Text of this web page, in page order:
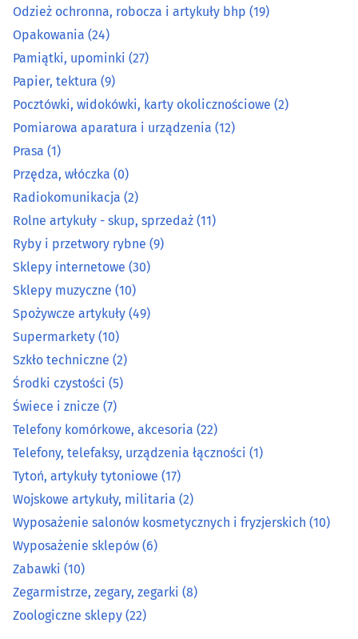
Maszyny i urządzenia rolnicze
Metale, metale kolorowe
Metalowe artykuły(26)
Mięso, wędliny, drób - detal
Narzędzia(38)
Normalia techniczne
Odzież ochronna, robocza i artykuły bhp
Opakowania(24)
Pamiątki, upominki(27)
Papier, tektura (9)
Pocztówki, widokówki, karty okolicznościowe
Pomiarowa aparatura i urządzenia
Prasa(1)
Przędza, włóczka
Radiokomunikacja (2)
Odzież ochronna, robocza i artykuły bhp (19)
Opakowania (24)
Pamiątki, upominki (27)
Papier, tektura (9)
Pocztówki, widokówki, karty okolicznościowe (2)
Pomiarowa aparatura i urządzenia (12)
Prasa (1)
Przędza, włóczka (0)
Radiokomunikacja (2)
Rolne artykuły - skup, sprzedaż (11)
Ryby i przetwory rybne (9)
Sklepy internetowe (30)
Sklepy muzyczne (10)
Spożywcze artykuły (49)
Supermarkety (10)
Szkło techniczne (2)
Środki czystości (5)
Świece i znicze (7)
Telefony komórkowe, akcesoria (22)
Telefony, telefaksy, urządzenia łączności (1)
Tytoń, artykuły tytoniowe (17)
Wojskowe artykuły, militaria (2)
Wyposażenie salonów kosmetycznych i fryzjerskich (10)
Wyposażenie sklepów (6)
Zabawki (10)
Zegarmistrze, zegary, zegarki (8)
Zoologiczne sklepy (22)